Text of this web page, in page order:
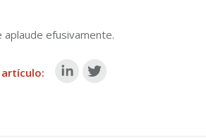
aplaude efusivamente.